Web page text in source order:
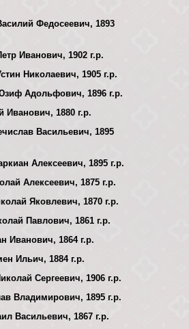
Федосеевич, 1893
Иванович, 1902 г.р.
Николаевич, 1905 г.р.
Адольфович, 1896 г.р.
Иванович, 1880 г.р.
Васильевич, 1895
Алексеевич, 1895 г.р.
Алексеевич, 1875 г.р.
Яковлевич, 1870 г.р.
Павлович, 1861 г.р.
Иванович, 1864 г.р.
Ильич, 1884 г.р.
Сергеевич, 1906 г.р.
Владимирович, 1895 г.р.
Васильевич, 1867 г.р.